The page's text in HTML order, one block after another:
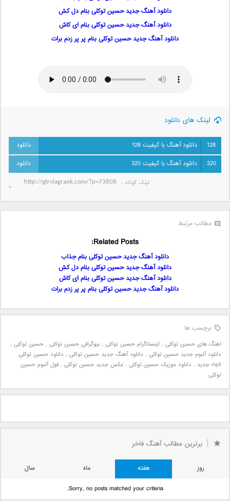
دانلود آهنگ جدید حسین توکلی بنام دل کش
دانلود آهنگ جدید حسین توکلی بنام ای کاش
دانلود آهنگ جدید حسین توکلی بنام پر پر زدم برات
لینک های دانلود
128
دانلود آهنگ با کیفیت 128
320
دانلود آهنگ با کیفیت 320
لینک کوتاه‌ :
مطالب مرتبط
Related Posts:
دانلود آهنگ جدید حسین توکلی بنام جذاب
دانلود آهنگ جدید حسین توکلی بنام دل کش
دانلود آهنگ جدید حسین توکلی بنام ای کاش
دانلود آهنگ جدید حسین توکلی بنام پر پر زدم برات
برچسب ها
اهنگ های حسین توکلی , اینستاگرام حسین توکلی , بیوگرافی حسین توکلی , حسین توکلی ,
دانلود آلبوم جدید حسین توکلی , دانلود آهنگ جدید حسین توکلی , دانلود حسین توکلی
mp3 جدید
, دانلود موزیک حسین توکلی , عکس جدید حسین توکلی , فول آلبوم حسین
توکلی
برترین مطالب آهنگ فاخر
روز هفته ماه
سال
Sorry, no posts matched your criteria.